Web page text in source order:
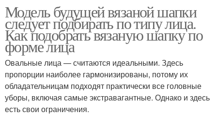
Модель будущей вязаной шапки
следует подбирать по типу лица.
Как подобрать вязаную шапку по
форме лица
Овальные лица — считаются идеальными. Здесь
пропорции наиболее гармонизированы, потому их
обладательницам подходят практически все головные
уборы, включая самые экстравагантные. Однако и здесь
есть свои ограничения.